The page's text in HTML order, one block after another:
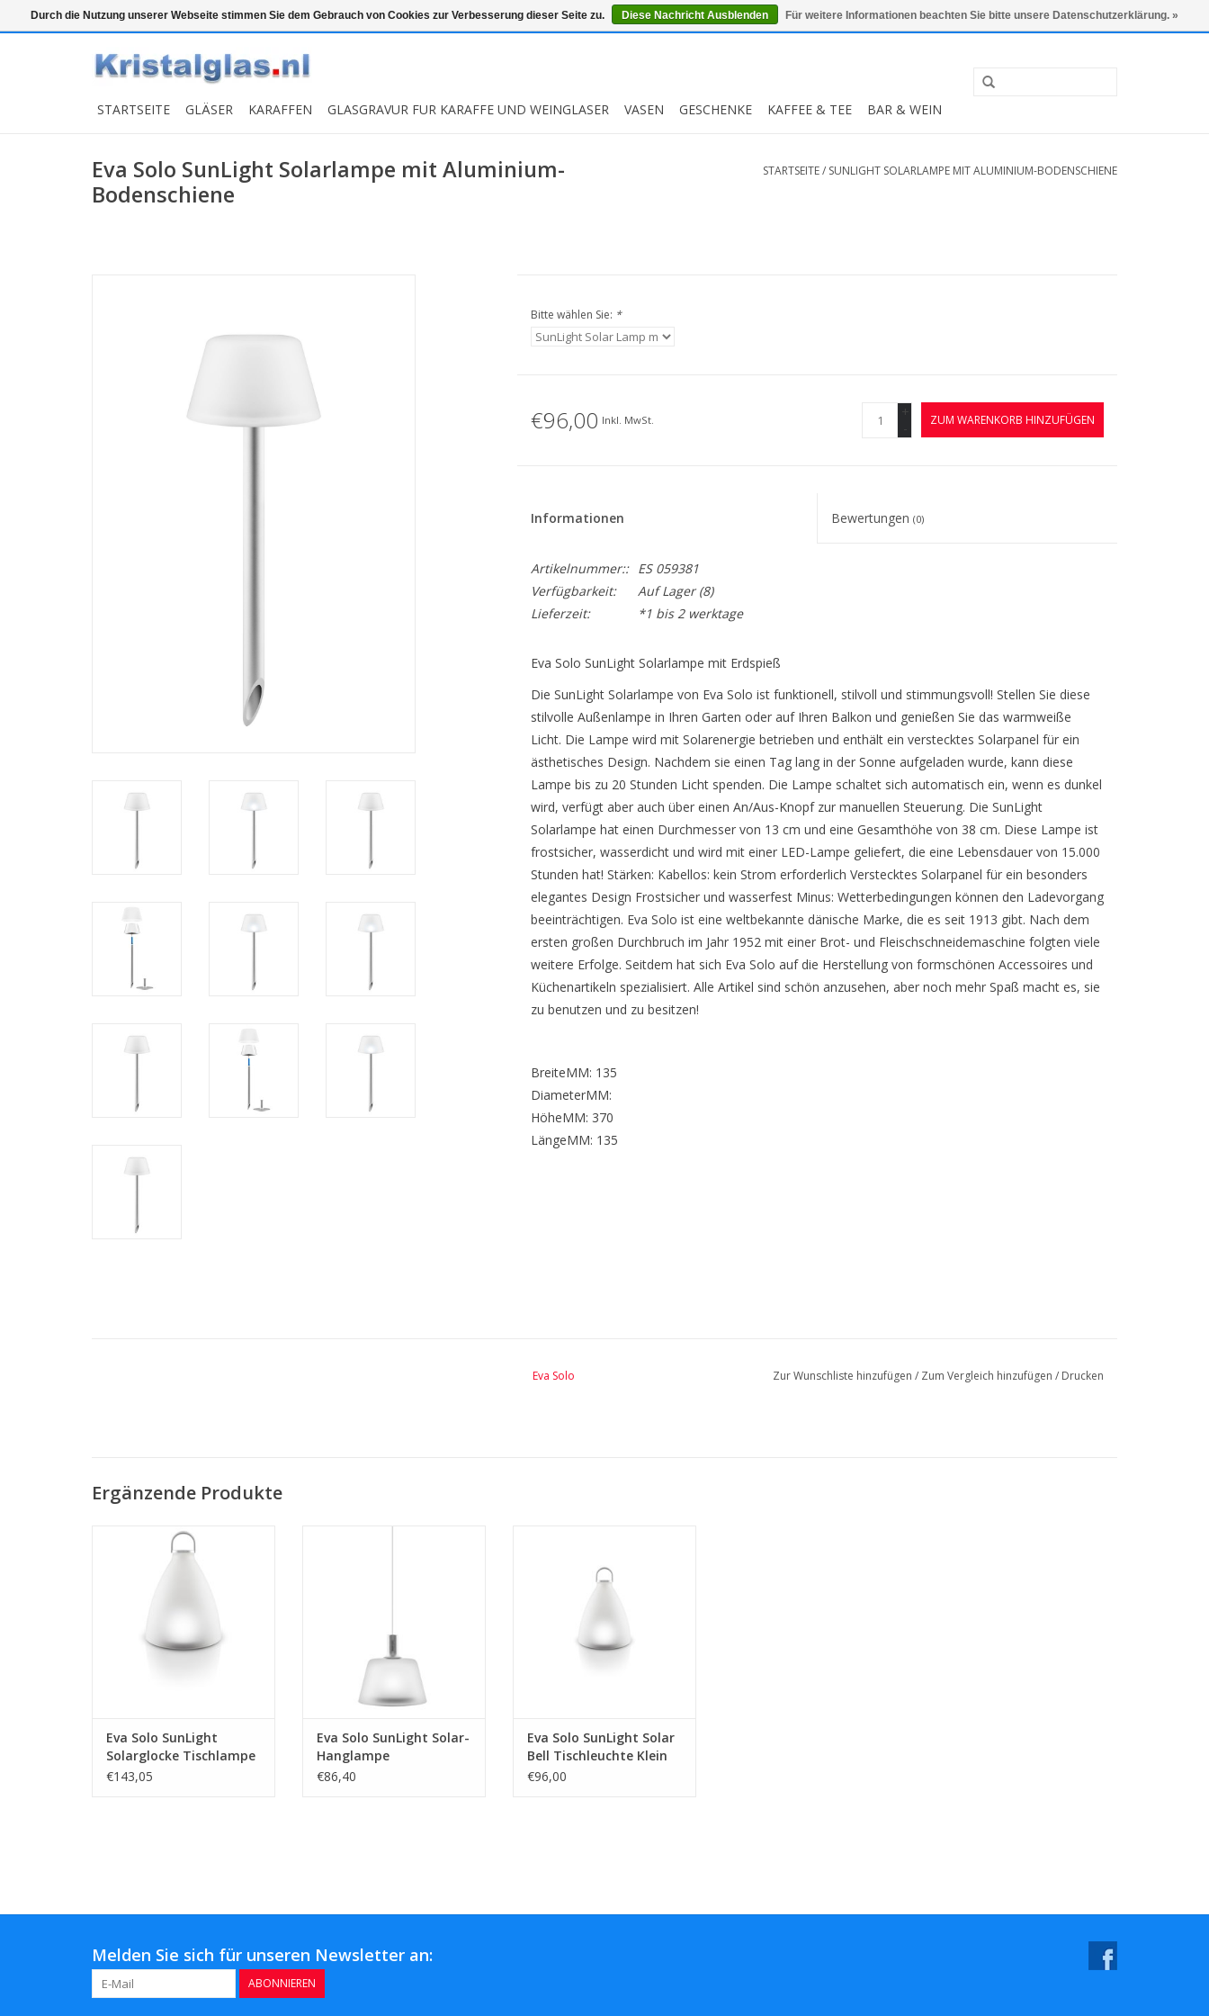
Top klasse Snelle levering Graveren 0 Artikel - €0,00 Mein Konto / Kundenkonto anlegen
STARTSEITE GLÄSER KARAFFEN GLASGRAVUR FUR KARAFFE UND WEINGLASER VASEN GESCHENKE KAFFEE & TEE BAR & WEIN
Eva Solo SunLight Solarlampe mit Aluminium-
Bodenschiene
STARTSEITE/ SUNLIGHT SOLARLAMPE MIT ALUMINIUM-BODENSCHIENE
Bitte wählen Sie: *
€96,00 Inkl. MwSt.
+
-
ZUM WARENKORB HINZUFÜGEN
Informationen Bewertungen(0)
Artikelnummer::
ES 059381
Verfügbarkeit:
Auf Lager(8)
Lieferzeit:
*1 bis 2 werktage
Eva Solo SunLight Solarlampe mit Erdspieß
Die SunLight Solarlampe von Eva Solo ist funktionell, stilvoll und stimmungsvoll! Stellen Sie diese
stilvolle Außenlampe in Ihren Garten oder auf Ihren Balkon und genießen Sie das warmweiße
Licht. Die Lampe wird mit Solarenergie betrieben und enthält ein verstecktes Solarpanel für ein
ästhetisches Design. Nachdem sie einen Tag lang in der Sonne aufgeladen wurde, kann diese
Lampe bis zu 20 Stunden Licht spenden. Die Lampe schaltet sich automatisch ein, wenn es dunkel
wird, verfügt aber auch über einen An/Aus-Knopf zur manuellen Steuerung. Die SunLight
Solarlampe hat einen Durchmesser von 13 cm und eine Gesamthöhe von 38 cm. Diese Lampe ist
frostsicher, wasserdicht und wird mit einer LED-Lampe geliefert, die eine Lebensdauer von 15.000
Stunden hat! Stärken: Kabellos: kein Strom erforderlich Verstecktes Solarpanel für ein besonders
elegantes Design Frostsicher und wasserfest Minus: Wetterbedingungen können den Ladevorgang
beeinträchtigen. Eva Solo ist eine weltbekannte dänische Marke, die es seit 1913 gibt. Nach dem
ersten großen Durchbruch im Jahr 1952 mit einer Brot- und Fleischschneidemaschine folgten viele
weitere Erfolge. Seitdem hat sich Eva Solo auf die Herstellung von formschönen Accessoires und
Küchenartikeln spezialisiert. Alle Artikel sind schön anzusehen, aber noch mehr Spaß macht es, sie
zu benutzen und zu besitzen!
BreiteMM: 135
DiameterMM:
HöheMM: 370
LängeMM: 135
Eva Solo Zur Wunschliste hinzufügen / Zum Vergleich hinzufügen / Drucken
Ergänzende Produkte
SunLight Solarglocke Tischlampe
Groß Aluminium
Eva Solo SunLight
Solarglocke Tischlampe
Groß Aluminium
€143,05
Eva Solo SunLight Solar-
Hanglampe
€86,40
MEHR INFO
Eva Solo SunLight Solar
Bell Tischleuchte Klein
Aluminium
€96,00
Melden Sie sich für unseren Newsletter an:
ABONNIEREN
Durch die Nutzung unserer Webseite stimmen Sie dem Gebrauch von Cookies zur Verbesserung dieser Seite zu. Diese Nachricht Ausblenden Für weitere Informationen beachten Sie bitte unsere Datenschutzerklärung. »